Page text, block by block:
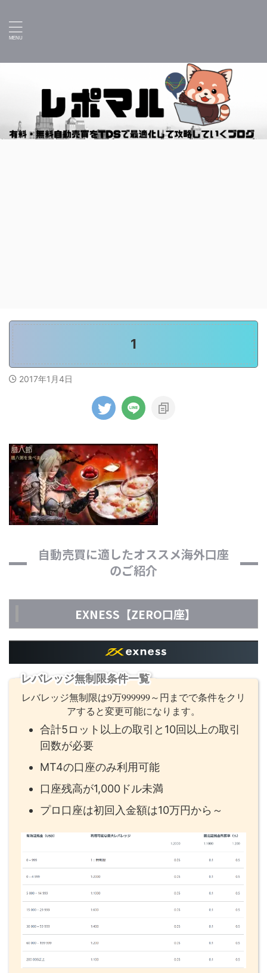
1
2017年1月4日
自動売買に適したオススメ海外口座
のご紹介
EXNESS【ZERO口座】
レバレッジ無制限条件一覧
レバレッジ無制限は9万999999～円までで条件をクリ
アすると変更可能になります。
合計5ロット以上の取引と10回以上の取引
回数が必要
MT4の口座のみ利用可能
口座残高が1,000ドル未満
プロ口座は初回入金額は10万円から～